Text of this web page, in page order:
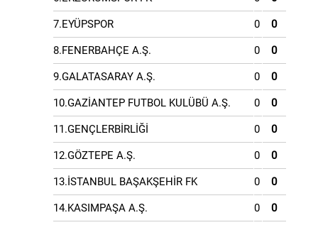
7.EYÜPSPOR 0 0
8.FENERBAHÇE A.Ş. 0 0
9.GALATASARAY A.Ş. 0 0
10.GAZİANTEP FUTBOL KULÜBÜ A.Ş. 0 0
11.GENÇLERBİRLİĞİ 0 0
12.GÖZTEPE A.Ş. 0 0
13.İSTANBUL BAŞAKŞEHİR FK 0 0
14.KASIMPAŞA A.Ş. 0 0